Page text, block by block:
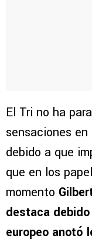
El Tri no ha
sensaciones
debido a que
que en los
momento
destaca
europeo anotó